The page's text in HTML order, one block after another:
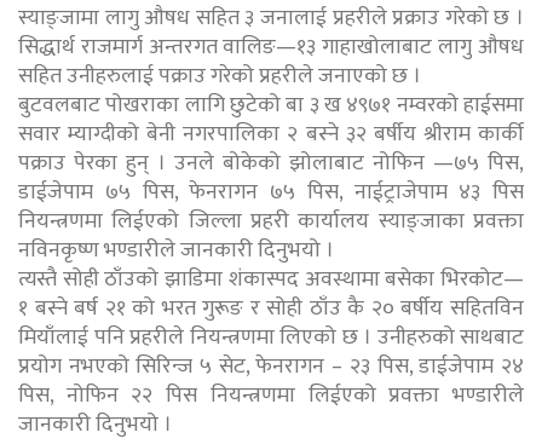
स्याङ्जामा लागु औषध सहित ३ जनालाई प्रहरीले प्रक्राउ गरेको छ ।
सिद्धार्थ राजमार्ग अन्तरगत वालिङ—१३ गाहाखोलाबाट लागु औषध
सहित उनीहरुलाई पक्राउ गरेको प्रहरीले जनाएको छ ।
बुटवलबाट पोखराका लागि छुटेको बा ३ ख ४९७१ नम्वरको हाईसमा
सवार म्याग्दीको बेनी नगरपालिका २ बस्ने ३२ बर्षीय श्रीराम कार्की
पक्राउ पेरका हुन् । उनले बोकेको झोलाबाट नोफिन —७५ पिस,
डाईजेपाम ७५ पिस, फेनरागन ७५ पिस, नाईट्राजेपाम ४३ पिस
नियन्त्रणमा लिईएको जिल्ला प्रहरी कार्यालय स्याङ्जाका प्रवक्ता
नविनकृष्ण भण्डारीले जानकारी दिनुभयो ।
त्यस्तै सोही ठाँउको झाडिमा शंकास्पद अवस्थामा बसेका भिरकोट—
१ बस्ने बर्ष २१ को भरत गुरूङ र सोही ठाँउ कै २० बर्षीय सहितविन
मियाँलाई पनि प्रहरीले नियन्त्रणमा लिएको छ । उनीहरुको साथबाट
प्रयोग नभएको सिरिन्ज ५ सेट, फेनरागन – २३ पिस, डाईजेपाम २४
पिस, नोफिन २२ पिस नियन्त्रणमा लिईएको प्रवक्ता भण्डारीले
जानकारी दिनुभयो ।